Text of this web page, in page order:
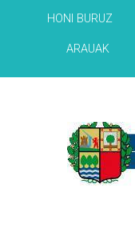
HONI BURUZ
ARAUAK